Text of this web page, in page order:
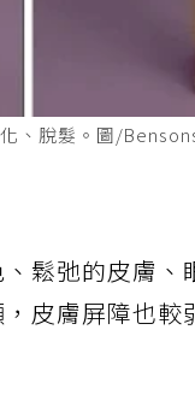
、脫髮。圖/
鬆弛的皮膚
皮膚屏障也